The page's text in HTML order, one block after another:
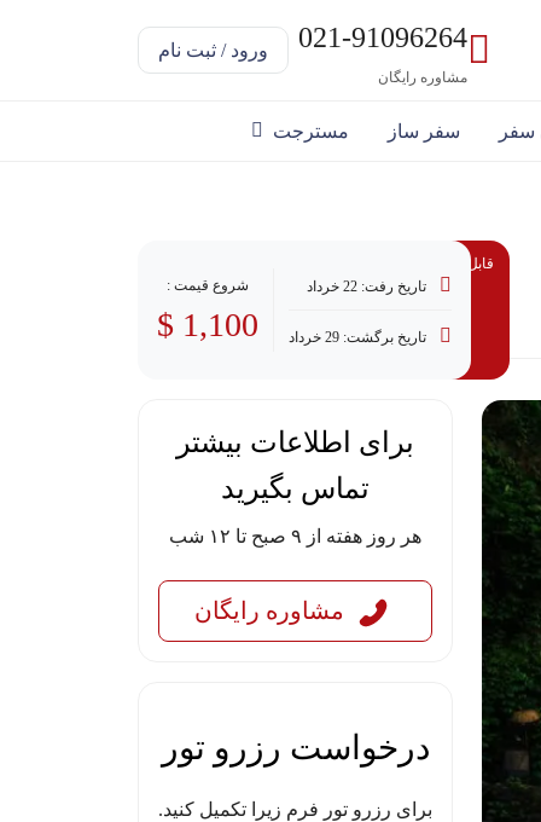
021-91096264
مشاوره رایگان
ورود / ثبت نام
سفر سفر ساز مسترجت
قابل پرداخت با وام
تاریخ رفت: 22 خرداد
تاریخ برگشت: 29 خرداد
شروع قیمت :
1,100 $
برای اطلاعات بیشتر
تماس بگیرید
هر روز هفته از ۹ صبح تا ۱۲ شب
مشاوره رایگان
درخواست رزرو تور
برای رزرو تور فرم زیرا تکمیل کنید.